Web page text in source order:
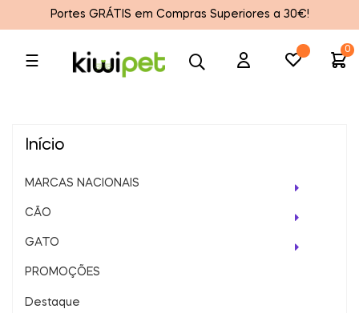
Portes GRÁTIS em Compras Superiores a 30€!
Toggle
navigation
☰
0
Início
MARCAS NACIONAIS
CÃO
GATO
PROMOÇÕES
Destaque